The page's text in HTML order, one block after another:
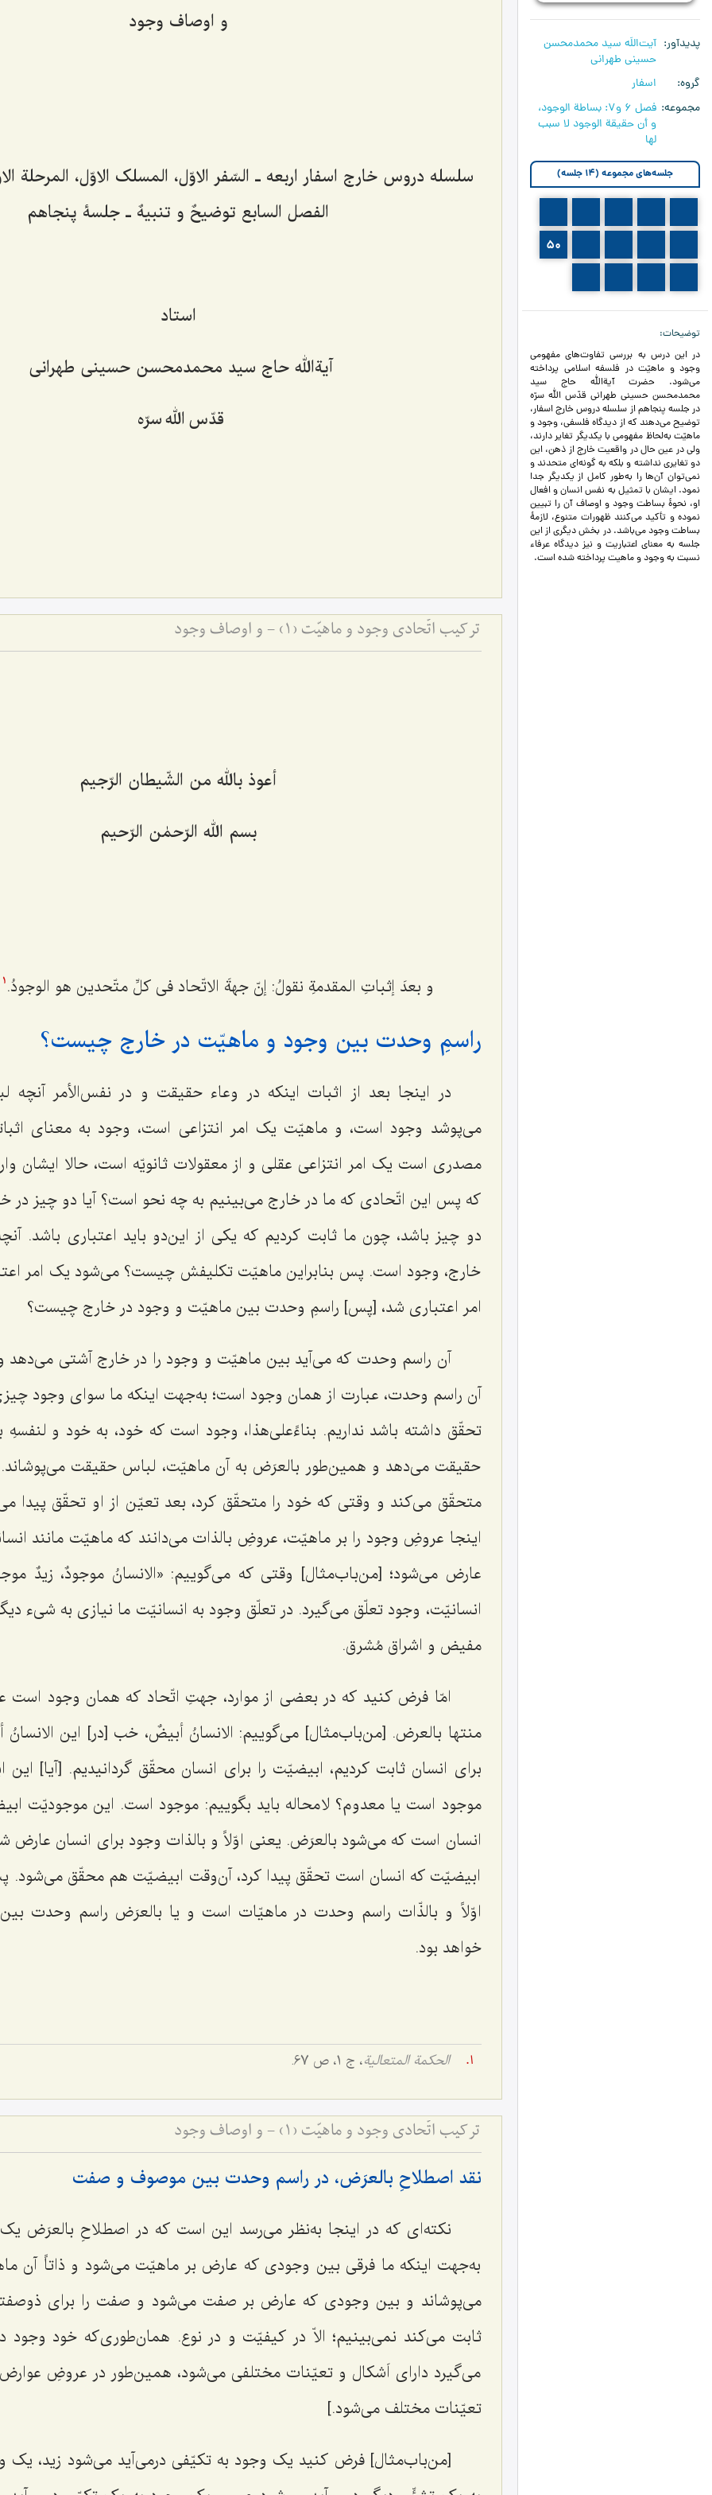
پدیدآور
آیت‌اللَه سید محمدمحسن
حسینی طهرانی
گروه
اسفار
مجموعه
فصل 6 و7: بساطة الوجود،
و أن حقيقة الوجود لا سبب
لها
جلسه‌های مجموعه (14 جلسه)
50
توضیحات
در این درس به بررسی تفاوت‌های مفهومی
وجود و ماهیّت در فلسفه اسلامی پرداخته
می‌شود. حضرت آیةالله حاج سید
محمدمحسن حسینی طهرانی قدّس الله سرّه
در جلسه پنجاهم‌ از سلسله دروس خارج اسفار،
توضیح می‌دهند که از دیدگاه فلسفی، وجود و
ماهیّت به‌لحاظ مفهومی با یکدیگر تغایر دارند،
ولی در عین حال در واقعیت خارج از ذهن، این
دو تغایری نداشته و بلکه به گونه‌ای متحدند و
نمی‌توان آن‌ها را به‌طور کامل از یکدیگر جدا
نمود. ایشان با تمثیل به نفس انسان و افعال
او، نحوۀ بساطت وجود و اوصاف آن را تبیین
نموده و تأکید می‌کنند ظهورات متنوع، لازمۀ
بساطت وجود می‌باشد. در بخش دیگری از این
جلسه به معنای اعتباریت و نیز دیدگاه عرفاء
نسبت به وجود و ماهیت پرداخته شده است.
و اوصاف وجود
سلسله دروس خارج اسفار اربعه ـ السّفر الاوّل، المسلک الاوّل، المرحلة
الفصل السابع توضیحٌ و تنبیهٌ ـ جلسۀ پنجاهم
استاد
آیةالله حاج سید محمدمحسن حسینی طهرانی
قدّس الله سرّه
ترکیب اتّحادی وجود و ماهیّت (1) - و اوصاف وجود
أعوذ بالله من الشّیطان الرّجیم
بسم الله الرّحمٰن الرّحیم
و بعدَ إثباتِ المقدمةِ نقولُ: إنّ جهةَ الاتّحاد فی کلِّ متّحدین هو الوجودُ. 1
راسمِ وحدت بین وجود و ماهیّت در خارج چیست؟
در اینجا بعد از اثبات اینکه در وعاء حقیقت و در نفس‌الأمر
می‌پوشد وجود است، و ماهیّت یک امر انتزاعی است، وجود به معنای
مصدری است یک امر انتزاعی عقلی و از معقولات ثانویّه است، حالا ایشان
که پس این اتّحادی که ما در خارج می‌بینیم به چه نحو است؟ آیا دو چیز
دو چیز باشد، چون ما ثابت کردیم که یکی از این‌دو باید اعتباری باشد.
خارج، وجود است. پس بنابراین ماهیّت تکلیفش چیست؟ می‌شود یک امر
امر اعتباری شد، [پس] راسمِ وحدت بین ماهیّت و وجود در خارج چیست؟
آن راسم وحدت که می‌آید بین ماهیّت و وجود را در خارج آشتی می‌دهد و
آن راسم وحدت، عبارت از همان وجود است؛ به‌جهت اینکه ما سوای وجود
تحقّق داشته باشد نداریم. بناءًعلی‌هذا، وجود است که خود، به‌ خود و لنفسهِ
حقیقت می‌دهد و همین‌طور بالعرَض به آن ماهیّت، لباس حقیقت می‌پوشاند.
متحقّق می‌کند و وقتی که خود را متحقّق کرد، بعد تعیّن از او تحقّق پیدا
اینجا عروضِ وجود را بر ماهیّت، عروضِ بالذات می‌دانند که ماهیّت مانند
عارض می‌شود؛ [من‌باب‌مثال] وقتی که می‌گوییم: «الانسانُ موجودٌ، زیدٌ
انسانیّت، وجود تعلّق می‌گیرد. در تعلّق وجود به انسانیّت ما نیازی به شیء دیگر
مفیض و اشراق مُشرق.
امّا فرض کنید که در بعضی از موارد، جهتِ اتّحاد که همان وجود است
منتها بالعرض. [من‌باب‌مثال] می‌گوییم: الانسانُ أبیضٌ، خب [در] این
برای انسان ثابت کردیم، ابیضیّت را برای انسان محقّق گردانیدیم. [آیا] این
موجود است یا معدوم؟ لا محاله باید بگوییم: موجود است. این موجودیّت
انسان است که می‌شود بالعرَض. یعنی اوّلاً و بالذات وجود برای انسان عارض
ابیضیّت که انسان است تحقّق پیدا کرد، آن‌وقت ابیضیّت هم محقّق می‌شود. پس
اوّلاً و بالذّات راسم وحدت در ماهیّات است و یا بالعرَض راسم وحدت
خواهد بود.
الحکمة المتعالیة، ج 1، ص 67.
ترکیب اتّحادی وجود و ماهیّت (1) - و اوصاف وجود
نقد اصطلاحِ بالعرَض، در راسم وحدت بین موصوف و صفت
نکته‌ای که در اینجا به‌نظر می‌رسد این است که در اصطلاحِ بالعرَض
به‌جهت اینکه ما فرقی بین وجودی که عارض بر ماهیّت می‌شود و ذاتاً آن
می‌پوشاند و بین وجودی که عارض بر صفت می‌شود و صفت را برای
ثابت می‌کند نمی‌بینیم؛ الاّ در کیفیّت و در نوع. همان‌طوری که خود وجود
می‌گیرد دارای اَشکال و تعیّنات مختلفی می‌شود، همین‌طور در عروضِ
تعیّنات مختلف می‌شود.]
[من‌باب‌مثال] فرض کنید یک وجود به تکیّفی درمی‌آید می‌شود زید،